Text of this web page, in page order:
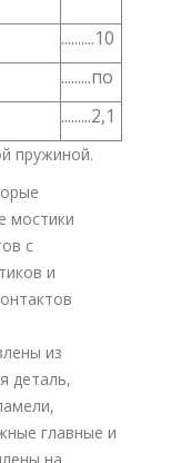
..........10
.........по
.........2,1
пружиной.
мостики
с
и
из
деталь,
главные и